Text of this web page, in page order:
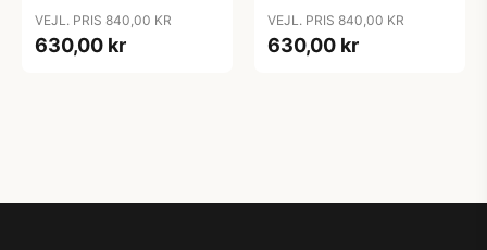
VEJL. PRIS 840,00 KR
630,00 kr
VEJL. PRIS 840,00 KR
630,00 kr